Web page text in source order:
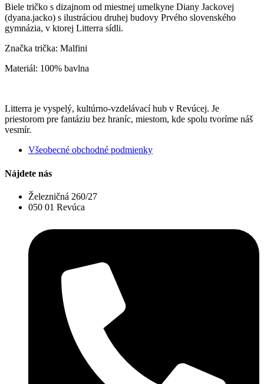
Biele tričko s dizajnom od miestnej umelkyne Diany Jackovej
(dyana.jacko) s ilustráciou druhej budovy Prvého slovenského
gymnázia, v ktorej Litterra sídli.
Značka trička: Malfini
Materiál: 100% bavlna
Litterra je vyspelý, kultúrno-vzdelávací hub v Revúcej. Je
priestorom pre fantáziu bez hraníc, miestom, kde spolu tvoríme náš
vesmír.
Všeobecné obchodné podmienky
Nájdete nás
Železničná 260/27
050 01 Revúca